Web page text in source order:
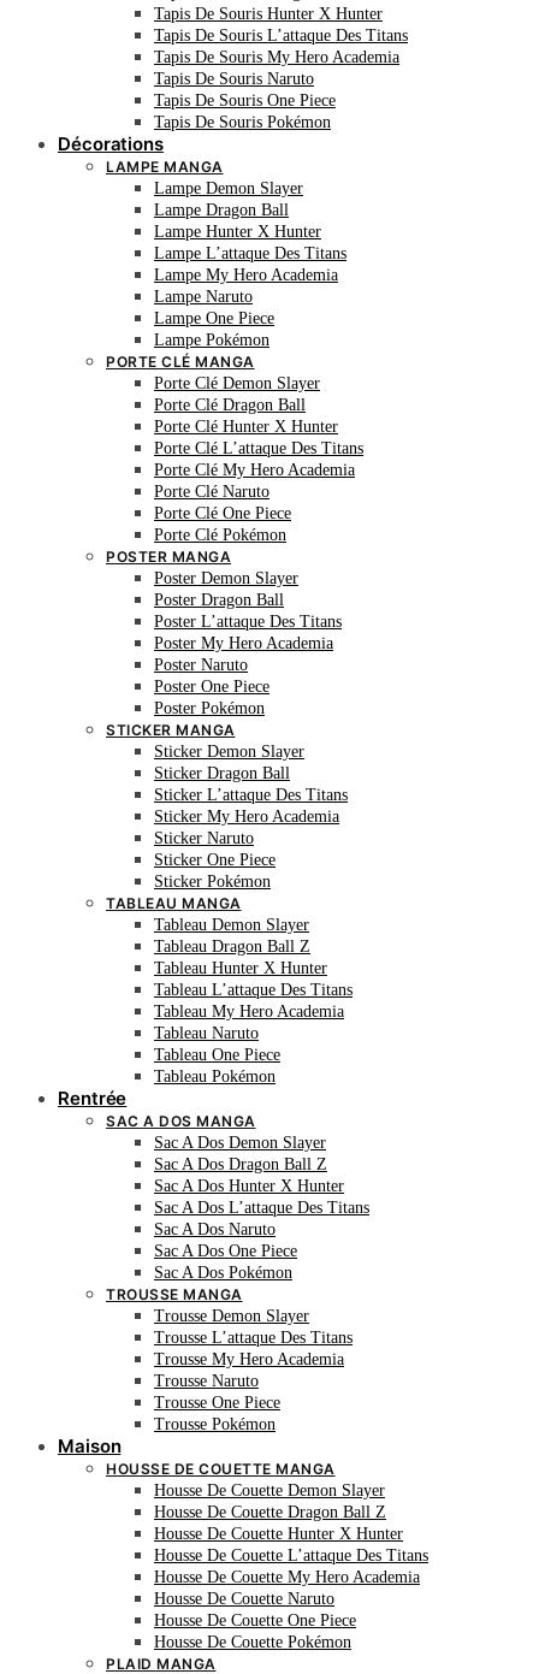
Tapis De Souris Hunter X Hunter
Tapis De Souris L’attaque Des Titans
Tapis De Souris My Hero Academia
Tapis De Souris Naruto
Tapis De Souris One Piece
Tapis De Souris Pokémon
Décorations
LAMPE MANGA
Lampe Demon Slayer
Lampe Dragon Ball
Lampe Hunter X Hunter
Lampe L’attaque Des Titans
Lampe My Hero Academia
Lampe Naruto
Lampe One Piece
Lampe Pokémon
PORTE CLÉ MANGA
Porte Clé Demon Slayer
Porte Clé Dragon Ball
Porte Clé Hunter X Hunter
Porte Clé L’attaque Des Titans
Porte Clé My Hero Academia
Porte Clé Naruto
Porte Clé One Piece
Porte Clé Pokémon
POSTER MANGA
Poster Demon Slayer
Poster Dragon Ball
Poster L’attaque Des Titans
Poster My Hero Academia
Poster Naruto
Poster One Piece
Poster Pokémon
STICKER MANGA
Sticker Demon Slayer
Sticker Dragon Ball
Sticker L’attaque Des Titans
Sticker My Hero Academia
Sticker Naruto
Sticker One Piece
Sticker Pokémon
TABLEAU MANGA
Tableau Demon Slayer
Tableau Dragon Ball Z
Tableau Hunter X Hunter
Tableau L’attaque Des Titans
Tableau My Hero Academia
Tableau Naruto
Tableau One Piece
Tableau Pokémon
Rentrée
SAC A DOS MANGA
Sac A Dos Demon Slayer
Sac A Dos Dragon Ball Z
Sac A Dos Hunter X Hunter
Sac A Dos L’attaque Des Titans
Sac A Dos Naruto
Sac A Dos One Piece
Sac A Dos Pokémon
TROUSSE MANGA
Trousse Demon Slayer
Trousse L’attaque Des Titans
Trousse My Hero Academia
Trousse Naruto
Trousse One Piece
Trousse Pokémon
Maison
HOUSSE DE COUETTE MANGA
Housse De Couette Demon Slayer
Housse De Couette Dragon Ball Z
Housse De Couette Hunter X Hunter
Housse De Couette L’attaque Des Titans
Housse De Couette My Hero Academia
Housse De Couette Naruto
Housse De Couette One Piece
Housse De Couette Pokémon
PLAID MANGA